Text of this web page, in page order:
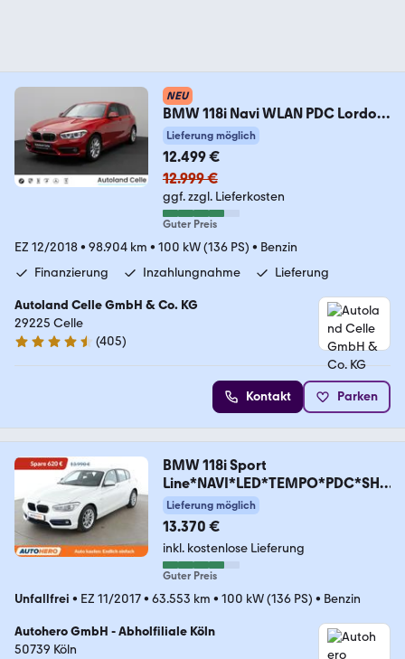
NEU
BMW 118i Navi WLAN PDC Lordos
LED Geschwindigkeitsr
Lieferung möglich
12.499 €
12.999 €
ggf. zzgl. Lieferkosten
Guter Preis
EZ 12/2018• 98.904 km • 100 kW (136 PS) • Benzin
Finanzierung
Inzahlungnahme Lieferung
Autoland Celle GmbH & Co. KG
29225 Celle
4.4 Sterne
(405)
Kontakt Parken
BMW 118i Sport
Line*NAVI*LED*TEMPO*PDC*SHZ
*Lieferung möglich
13.370 €
inkl. kostenlose Lieferung
Guter Preis
Unfallfrei • EZ 11/2017• 63.553 km • 100 kW (136 PS) • Benzin
Autohero GmbH - Abholfiliale Köln
50739 Köln